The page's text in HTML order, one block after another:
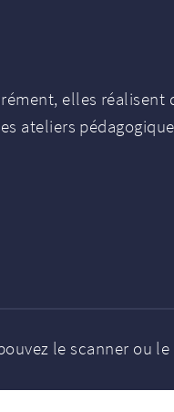
elles
ateliers
le scanner ou